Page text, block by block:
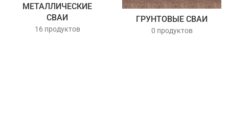
МЕТАЛЛИЧЕСКИЕ
СВАИ
16 продуктов
ГРУНТОВЫЕ СВАИ
0 продуктов